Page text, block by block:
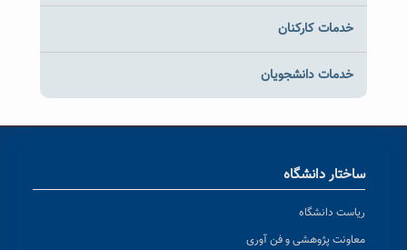
خدمات کارکنان
خدمات دانشجویان
ساختار دانشگاه
ریاست دانشگاه
معاونت پژوهشی و فن آوری